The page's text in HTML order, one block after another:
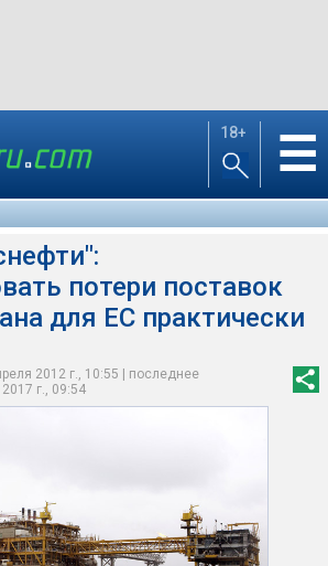
18+ ☰
потери поставок
для ЕС практически
2012 г., 10:55 | последнее
г., 09:54